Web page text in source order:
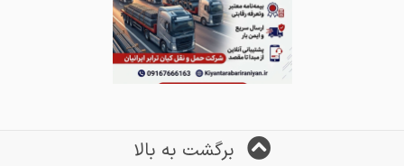
برگشت به بالا